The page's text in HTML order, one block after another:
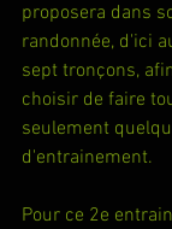
proposera dans
randonnée, d'ici
sept tronçons,
choisir de faire
seulement
d'entrainement.
Pour ce 2e